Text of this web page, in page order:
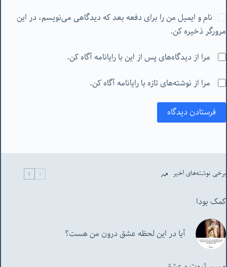
نام و ایمیل من را برای دفعه بعد که دیدگاهی می‌نویسم، در این
مرورگر ذخیره کن.
مرا از دیدگاه‌های پس از این با رایانامه آگاه کن.
مرا از نوشته‌های تازه با رایانامه آگاه کن.
فرستادن دیدگاه
برخی نوشته‌های اخیر
کمک بودا
آیا در این لحظه عشق درون من هست؟